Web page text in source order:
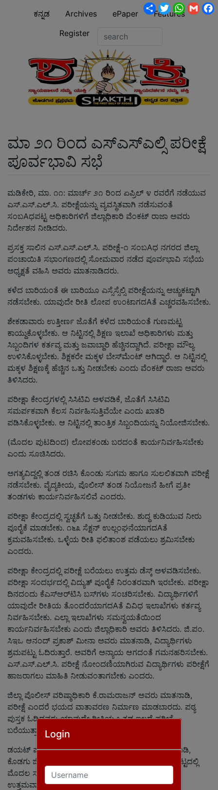
Login
Username
ಕನ್ನಡ Archives ePaper
Features
Register
ಮಾ ೨೧ ರಿಂದ ಎಸ್ಎಸ್ಎಲ್ಸಿ ಪರೀಕ್ಷೆ
ಪೂರ್ವಭಾವಿ ಸಭೆ
ಮಡಿಕೇರಿ, ಮಾ. ೧೧: ಮಾರ್ಚ್ ೨೧ ರಿಂದ ಏಪ್ರಿಲ್ ೪ ರವರೆಗೆ ನಡೆಯುವ
ಎಸ್.ಎಸ್.ಎಲ್.ಸಿ. ಪರೀಕ್ಷೆಯನ್ನು ವ್ಯವಸ್ಥಿತವಾಗಿ ನಡೆಸುವಂತೆ
ಸಂಬAಧಪಟ್ಟ ಅಧಿಕಾರಿಗಳಿಗೆ ಜಿಲ್ಲಾಧಿಕಾರಿ ವೆಂಕಟ್ ರಾಜಾ ಅವರು
ನಿರ್ದೇಶನ ನೀಡಿದರು.
ಪ್ರಸಕ್ತ ಸಾಲಿನ ಎಸ್.ಎಸ್.ಎಲ್.ಸಿ. ಪರೀಕ್ಷೆ-೧ ಸಂಬAಧ ನಗರದ ಜಿಲ್ಲಾ
ಪಂಚಾಯಿತಿ ಸಭಾಂಗಣದಲ್ಲಿ ಸೋಮವಾರ ನಡೆದ ಪೂರ್ವಭಾವಿ ಸಭೆಯ
ಅಧ್ಯಕ್ಷತೆ ವಹಿಸಿ ಅವರು ಮಾತನಾಡಿದರು.
ಕಳೆದ ಬಾರಿಯಂತೆ ಈ ಬಾರಿಯೂ ಎಸ್ಸೆಸ್ಸೆಲ್ಸಿ ಪರೀಕ್ಷೆಯನ್ನು ಅಚ್ಚುಕಟ್ಟಾಗಿ
ನಡೆಸಬೇಕು. ಯಾವುದೇ ರೀತಿ ಲೋಪ ಉಂಟಾಗದAತೆ ಎಚ್ಚರವಹಿಸಬೇಕು.
ಶೇಕಡಾವಾರು ಉತ್ತೀರ್ಣ ಜೊತೆಗೆ ಕಳೆದ ಬಾರಿಯಂತೆ ಗುಣಮಟ್ಟ
ಕಾಯ್ದುಕೊಳ್ಳಬೇಕು. ಆ ನಿಟ್ಟಿನಲ್ಲಿ ಶಿಕ್ಷಣ ಇಲಾಖೆ ಅಧಿಕಾರಿಗಳು ಮತ್ತು
ಸಿಬ್ಬಂದಿಗಳ ಕರ್ತವ್ಯ ಮತ್ತು ಜವಾಬ್ದಾರಿ ಹೆಚ್ಚಿನದ್ದಾಗಿದೆ. ಪರೀಕ್ಷಾ ಮೌಲ್ಯ
ಉಳಿಸಿಕೊಳ್ಳಬೇಕು. ಶಿಕ್ಷಕರೇ ಮಕ್ಕಳ ಬೇಸ್‌ಮೆಂಟ್ ಆಗಿದ್ದಾರೆ. ಆ ನಿಟ್ಟಿನಲ್ಲಿ
ಮಕ್ಕಳ ಶಿಕ್ಷಣಕ್ಕೆ ಹೆಚ್ಚಿನ ಒತ್ತು ನೀಡಬೇಕು ಎಂದು ವೆಂಕಟ್ ರಾಜಾ ಅವರು
ತಿಳಿಸಿದರು.
ಪರೀಕ್ಷಾ ಕೇಂದ್ರಗಳಲ್ಲಿ ಸಿಸಿಟಿವಿ ಅಳವಡಿಕೆ, ಜೊತೆಗೆ ಸಿಸಿಟಿವಿ
ಸಮರ್ಪಕವಾಗಿ ಕೆಲಸ ನಿರ್ವಹಿಸುತ್ತಿವೆಯೇ ಎಂದು ಖಾತರಿ
ಪಡಿಸಿಕೊಳ್ಳಬೇಕು. ಆ ನಿಟ್ಟಿನಲ್ಲಿ ತಾಂತ್ರಿಕ ಸಿಬ್ಬಂದಿಯನ್ನು ನಿಯೋಜಿಸಬೇಕು.
(ಮೊದಲ ಪುಟದಿಂದ) ಲೋಪಕಂಡು ಬರದಂತೆ ಕಾರ್ಯನಿರ್ವಹಿಸಬೇಕು
ಎಂದು ಸೂಚಿಸಿದರು.
ಅಗತ್ಯವಿದ್ದಲ್ಲಿ ತಂಡ ರಚಿಸಿ ಕೊಂಡು ಸುಗಮ ಹಾಗೂ ಸುಲಲಿತವಾಗಿ ಪರೀಕ್ಷೆ
ನಡೆಸಬೇಕು. ವೈದ್ಯಕೀಯ, ಪೊಲೀಸ್ ತಂಡ ನಿಯೋಜನೆ ಹೀಗೆ ಪ್ರತೀ
ತಂಡಗಳು ಕಾರ್ಯನಿರ್ವಹಿಸಲಿವೆ ಎಂದರು.
ಪರೀಕ್ಷಾ ಕೇಂದ್ರದಲ್ಲಿ ಸ್ವಚ್ಛತೆಗೆ ಒತ್ತು ನೀಡಬೇಕು. ಶುದ್ಧ ಕುಡಿಯುವ ನೀರು
ಪೂರೈಕೆ ಮಾಡಬೇಕು. ೧೬೩ ಸೆಕ್ಷನ್ ಉಲ್ಲಂಘನೆಯಾಗದAತೆ
ಕ್ರಮವಹಿಸಬೇಕು. ಒಳ್ಳೆಯ ರೀತಿ ಫಲಿತಾಂಶ ಪಡೆಯಲು ಶ್ರಮಿಸಬೇಕು
ಎಂದರು.
ಪರೀಕ್ಷಾ ಕೇಂದ್ರದಲ್ಲಿ ಪರೀಕ್ಷೆ ಬರೆಯಲು ಉತ್ತಮ ಡೆಸ್ಕ್ ಅಳವಡಿಸಬೇಕು.
ಪರೀಕ್ಷಾ ಸಂದರ್ಭದಲ್ಲಿ ವಿದ್ಯುತ್ ಪೂರೈಕೆ ನಿರಂತರವಾಗಿ ಇರಬೇಕು. ಪರೀಕ್ಷಾ
ದಿನದಂದು ಕೆಎಸ್‌ಆರ್‌ಟಿಸಿ ಬಸ್‌ಗಳು ಸಂಚರಿಸಬೇಕು. ವಿದ್ಯಾರ್ಥಿಗಳಿಗೆ
ಯಾವುದೇ ರೀತಿಯ ತೊಂದರೆಯಾಗದAತೆ ವಿವಿಧ ಇಲಾಖೆಗಳು ಕರ್ತವ್ಯ
ನಿರ್ವಹಿಸಬೇಕು. ಎಲ್ಲಾ ಇಲಾಖೆಗಳು ಸಮನ್ವಯತೆಯಿಂದ
ಕಾರ್ಯನಿರ್ವಹಿಸಬೇಕು ಎಂದು ಜಿಲ್ಲಾಧಿಕಾರಿ ಅವರು ತಿಳಿಸಿದರು. ಜಿ.ಪಂ.
ಸಿಇಒ ಆನಂದ್ ಪ್ರಕಾಶ್ ಮೀನಾ ಅವರು ಮಾತನಾಡಿ, ವಿದ್ಯಾರ್ಥಿಗಳು
ಶ್ರಮಪಟ್ಟು ಓದಿರುತ್ತಾರೆ. ಅವರಿಗೆ ಅನ್ಯಾಯ ಆಗದಂತೆ ಗಮನಹರಿಸಬೇಕು.
ಎಸ್.ಎಸ್.ಎಲ್.ಸಿ. ಪರೀಕ್ಷೆ ನೋಂದಣಿಯಾಗಿರುವ ವಿದ್ಯಾರ್ಥಿಗಳು ಪರೀಕ್ಷೆಗೆ
ಹಾಜರಾಗಲು ಮಾಹಿತಿ ನೀಡುವಂತಾಗಬೇಕು ಎಂದರು.
ಜಿಲ್ಲಾ ಪೊಲೀಸ್ ವರಿಷ್ಠಾಧಿಕಾರಿ ಕೆ.ರಾಮರಾಜನ್ ಅವರು ಮಾತನಾಡಿ,
ಪರೀಕ್ಷೆ ಎಂದರೆ ಭಯದ ವಾತಾವರಣ ನಿರ್ಮಾಣ ಮಾಡಬಾರದು. ಪಠ್ಯ
ಪುಸ್ತಕ ಓದಿದವರು ಯಾವುದೇ ರೀತಿಯ ಒತ್ತಡ ಇಲ್ಲದೆ ಪರೀಕ್ಷೆ
ಬರೆಯುತ್ತಾರೆ ಎಂದು ತಿಳಿಸಿದರು.
ಡಯಟ್ ಪ್ರಾಂಶುಪಾಲರಾದ ಎಂ.ಚAದ್ರಕಾAತ್ ಅವರು ಮಾತನಾಡಿ,
ಕೊಡಗು ಜಿಲ್ಲೆ ಕಳೆದ ಬಾರಿ ಎಸ್.ಎಸ್.ಎಲ್.ಸಿ. ಪರೀಕ್ಷಾ ಗುಣಮಟ್ಟದಲ್ಲಿ
ಮೊದಲ ಸ್ಥಾನ ಪಡೆದಿದೆ. ಎಸ್.ಎಸ್.ಎಲ್.ಸಿ. ಪರೀಕ್ಷೆ ಫಲಿತಾಂಶ
ಉತ್ತಮವಾಗಿ ತರುವ ನಿಟ್ಟಿನಲ್ಲಿ ಒತ್ತಡ ನಿವಾರಣೆ ಹಾಗೂ ಹಲವು
ShareTwitter